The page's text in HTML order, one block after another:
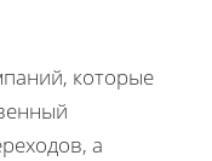
которые
а